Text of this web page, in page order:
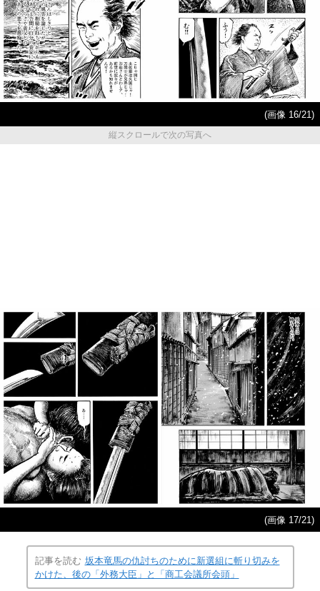
(画像 16/21)
縦スクロールで次の写真へ
(画像 17/21)
記事を読む 坂本竜馬の仇討ちのために新選組に斬り切みを
かけた、後の「外務大臣」と「商工会議所会頭」